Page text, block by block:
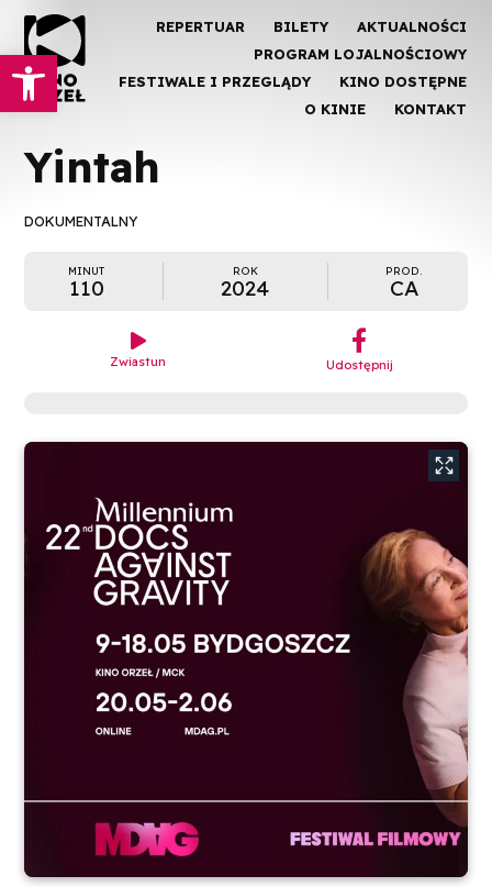
Otwórz pasek narzędzi
REPERTUAR BILETY
AKTUALNOŚCI
PROGRAM LOJALNOŚCIOWY
FESTIWALE I PRZEGLĄDY
KINO DOSTĘPNE
O KINIE
KONTAKT
Yintah
DOKUMENTALNY
MINUT
110
ROK
2024
PROD.
CA

Zwiastun
︁
Udostępnij